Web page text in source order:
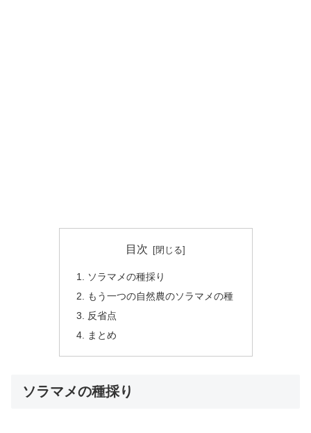
目次
ソラマメの種採り
もう一つの自然農のソラマメの種
反省点
まとめ
ソラマメの種採り